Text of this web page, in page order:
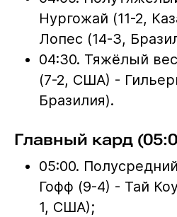
Нургожай (11-2,
Лопес (14-3,
04:30. Тяжёлый
(7-2, США) -
Бразилия).
Главный кард
05:00.
Гофф (9-4) - Тай
1, США);